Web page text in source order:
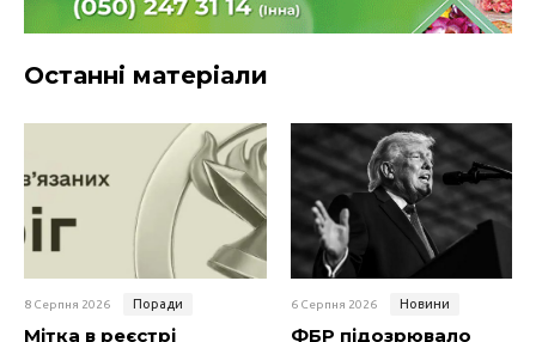
Останні матеріали
8 Серпня 2026 Поради
Мітка в реєстрі
6 Серпня 2026 Новини
ФБР підозрювало